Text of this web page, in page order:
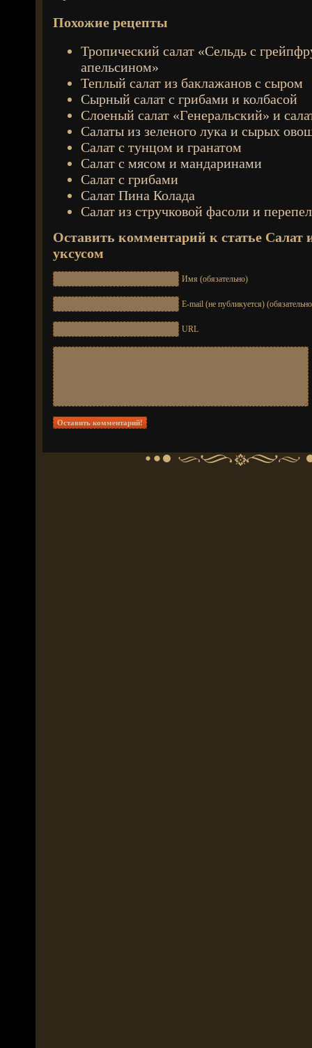
Похожие рецепты
Тропический салат «Сельдь с
апельсином»
Теплый салат из баклажанов с сыром
Сырный салат с грибами и колбасой
Слоеный салат «Генеральский» и
Салаты из зеленого лука и сырых
Салат с тунцом и гранатом
Салат с мясом и мандаринами
Салат с грибами
Салат Пина Колада
Салат из стручковой фасоли и
Оставить комментарий к статье Салат
уксусом
Имя (обязательно)
E-mail (не публикуется)
URL